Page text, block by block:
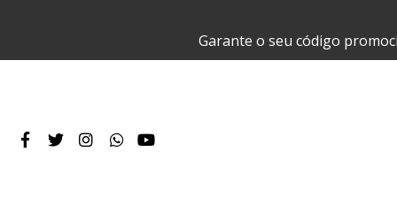
Garante o seu código